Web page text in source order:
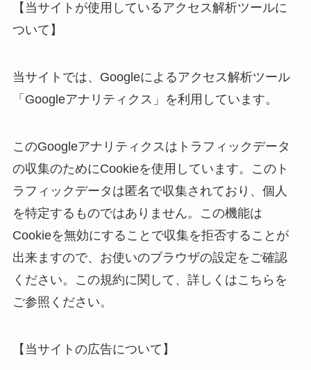
【当サイトが使用しているアクセス解析ツールに
ついて】
当サイトでは、Googleによるアクセス解析ツール
「Googleアナリティクス」を利用しています。
このGoogleアナリティクスはトラフィックデータ
の収集のためにCookieを使用しています。このト
ラフィックデータは匿名で収集されており、個人
を特定するものではありません。この機能は
Cookieを無効にすることで収集を拒否することが
出来ますので、お使いのブラウザの設定をご確認
ください。この規約に関して、詳しくはこちらを
ご参照ください。
【当サイトの広告について】